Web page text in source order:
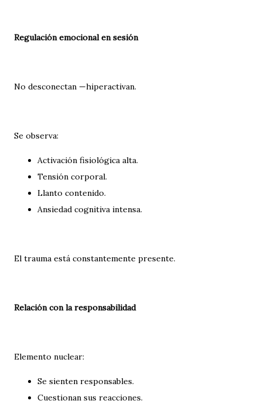
Regulación emocional en sesión
No desconectan —hiperactivan.
Se observa:
Activación fisiológica alta.
Tensión corporal.
Llanto contenido.
Ansiedad cognitiva intensa.
El trauma está constantemente presente.
Relación con la responsabilidad
Elemento nuclear:
Se sienten responsables.
Cuestionan sus reacciones.